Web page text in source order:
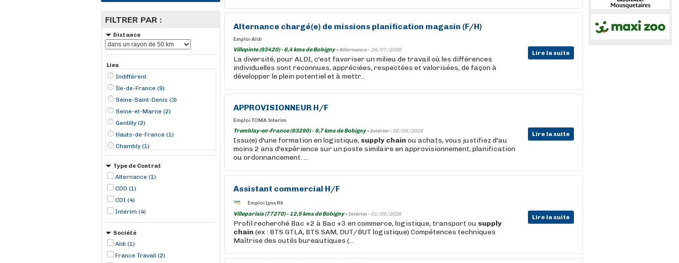
FILTRER PAR :
Distance
Lieu
Indifférent
Île-de-France (9)
Seine-Saint-Denis (3)
Seine-et-Marne (2)
Gentilly (2)
Hauts-de-France (1)
Chambly (1)
Montigny-le-Bretonneux (1)
Saint-Denis (1)
Tournan-en-Brie (1)
Tremblay-en-France (1)
Villeparisis (1)
Villepinte (1)
Type de Contrat
Alternance (1)
CDD (1)
CDI (4)
Intérim (4)
Société
Aldi (1)
France Travail (2)
Alternance chargé(e) de missions planification magasin (F/H)
Emploi Aldi
Villepinte (93420) - 8,4 kms de Bobigny -Alternance - 28/07/2026 Lire la suite
La diversité, pour ALDI, c'est favoriser un milieu de travail où les différences
individuelles sont reconnues, appréciées, respectées et valorisées, de façon à
développer le plein potentiel et à mettr...
APPROVISIONNEUR H/F
Emploi TOMA Interim
Tremblay-en-France (93290) - 9,7 kms de Bobigny -Intérim - 06/08/2026 Lire la suite
Issu(e) d'une formation en logistique, supply chain ou achats, vous justifiez d'au
moins 2 ans d'expérience sur un poste similaire en approvisionnement, planification
ou ordonnancement. ...
Assistant commercial H/F
Emploi Lynx Rh
Villeparisis (77270) - 12,5 kms de Bobigny -Intérim - 01/08/2026 Lire la suite
Profil recherché Bac +2 à Bac +3 en commerce, logistique, transport ou supply
chain (ex : BTS GTLA, BTS SAM, DUT/BUT logistique) Compétences techniques
Maîtrise des outils bureautiques (...